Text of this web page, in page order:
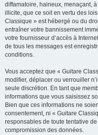
diffamatoire, haineux, menaçant,
illicite, que ce soit en vertu des
Classique » est hébergé ou du
entraîner votre bannissement
votre fournisseur d’accès à
de tous les messages est
conditions.
Vous acceptez que « Guitare
modifier, déplacer ou verrouiller
seule discrétion. En tant que
informations que vous saisissez
Bien que ces informations ne
consentement, ni « Guitare
responsables de toute tentative
compromission des données.